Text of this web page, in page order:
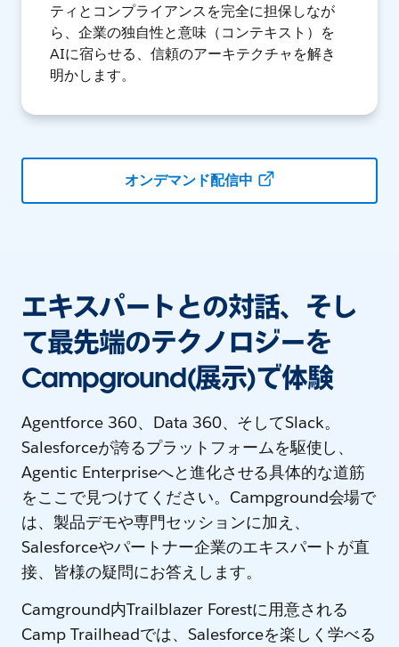
ティとコンプライアンスを完全に担保しなが
ら、企業の独自性と意味（コンテキスト）を
AIに宿らせる、信頼のアーキテクチャを解き
明かします。
オンデマンド配信中
エキスパートとの対話、そし
て最先端のテクノロジーを
Campground(展示)で体験
Agentforce 360、Data 360、そしてSlack。
Salesforceが誇るプラットフォームを駆使し、
Agentic Enterpriseへと進化させる具体的な道筋
をここで見つけてください。Campground会場で
は、製品デモや専門セッションに加え、
Salesforceやパートナー企業のエキスパートが直
接、皆様の疑問にお答えします。
Camground内Trailblazer Forestに用意される
Camp Trailheadでは、Salesforceを楽しく学べる